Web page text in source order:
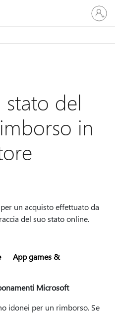
Accedi
con
il
account
del
in
un acquisto effettuato da
del suo stato online.
App games &
Microsoft
idonei per un rimborso. Se